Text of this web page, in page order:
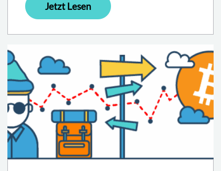
Jetzt Lesen